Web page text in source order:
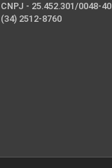
CNPJ - 25.452.301/0048-40
(34) 2512-8760